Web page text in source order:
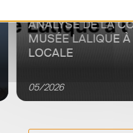
ANALYSE DE LA
MUSÉE LALIQUE À
LOCALE
d’urbanisme du Grand Est
05/2026